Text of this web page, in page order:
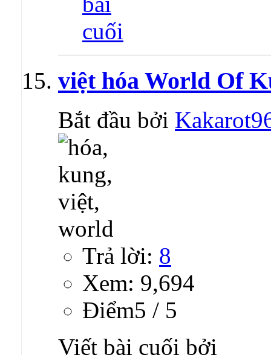
việt hóa World Of
Bắt đầu bởi
Trả lời: 8
Xem: 9,694
Ðiểm5 / 5
Viết bài cuối bởi